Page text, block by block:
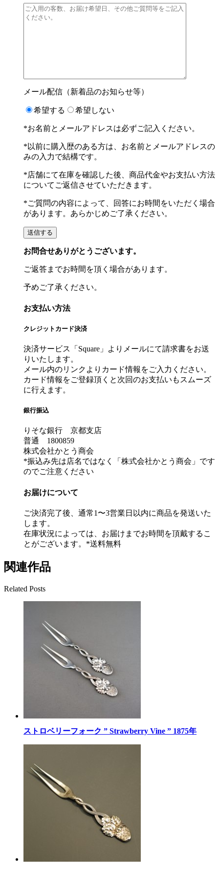
メール配信（新着品のお知らせ等）
希望する 希望しない
*お名前とメールアドレスは必ずご記入ください。
*以前に購入歴のある方は、お名前とメールアドレスの
みの入力で結構です。
*店舗にて在庫を確認した後、商品代金やお支払い方法
についてご返信させていただきます。
*ご質問の内容によって、回答にお時間をいただく場合
があります。あらかじめご了承ください。
お問合せありがとうございます。
ご返答までお時間を頂く場合があります。
予めご了承ください。
お支払い方法
クレジットカード決済
決済サービス「Square」よりメールにて請求書をお送
りいたします。
メール内のリンクよりカード情報をご入力ください。
カード情報をご登録頂くと次回のお支払いもスムーズ
に行えます。
銀行振込
りそな銀行 京都支店
普通 1800859
株式会社かとう商会
*振込み先は店名ではなく「株式会社かとう商会」です
のでご注意ください
お届けについて
ご決済完了後、通常1〜3営業日以内に商品を発送いた
します。
在庫状況によっては、お届けまでお時間を頂戴するこ
とがございます。*送料無料
関連作品
Related Posts
ストロベリーフォーク ” Strawberry Vine ” 1875年